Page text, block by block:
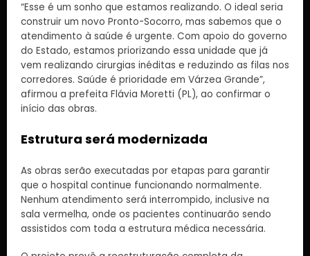
“Esse é um sonho que estamos realizando. O ideal seria
construir um novo Pronto-Socorro, mas sabemos que o
atendimento à saúde é urgente. Com apoio do governo
do Estado, estamos priorizando essa unidade que já
vem realizando cirurgias inéditas e reduzindo as filas nos
corredores. Saúde é prioridade em Várzea Grande”,
afirmou a prefeita Flávia Moretti (PL), ao confirmar o
início das obras.
Estrutura será modernizada
As obras serão executadas por etapas para garantir
que o hospital continue funcionando normalmente.
Nenhum atendimento será interrompido, inclusive na
sala vermelha, onde os pacientes continuarão sendo
assistidos com toda a estrutura médica necessária.